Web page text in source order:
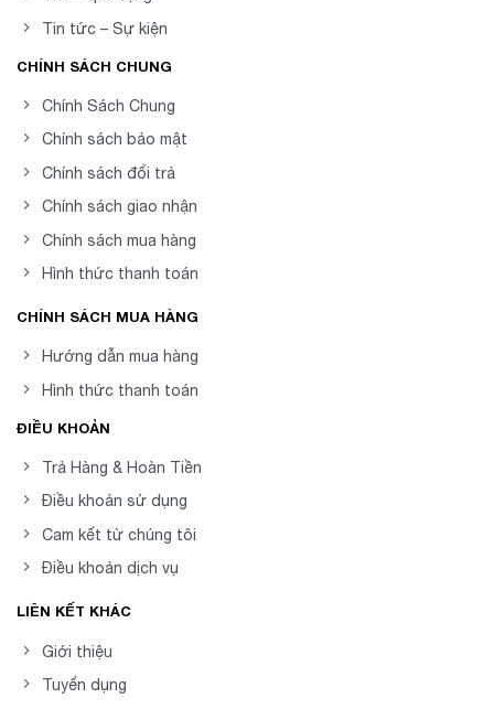
Tin tức – Sự kiện
CHÍNH SÁCH CHUNG
Chính Sách Chung
Chính sách bảo mật
Chính sách đổi trả
Chính sách giao nhận
Chính sách mua hàng
Hình thức thanh toán
CHÍNH SÁCH MUA HÀNG
Hướng dẫn mua hàng
Hình thức thanh toán
ĐIỀU KHOẢN
Trả Hàng & Hoàn Tiền
Điều khoản sử dụng
Cam kết từ chúng tôi
Điều khoản dịch vụ
LIÊN KẾT KHÁC
Giới thiệu
Tuyển dụng